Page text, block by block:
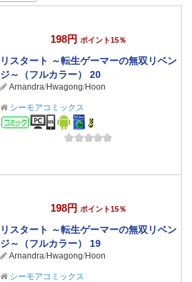
198円 ポイント15％
リスタート ～転生ゲーマーの無双リベン
ジ～（フルカラー） 20
Arnandra/Hwagong/Hoon
シーモアコミックス
コミック
198円 ポイント15％
リスタート ～転生ゲーマーの無双リベン
ジ～（フルカラー） 19
Arnandra/Hwagong/Hoon
シーモアコミックス